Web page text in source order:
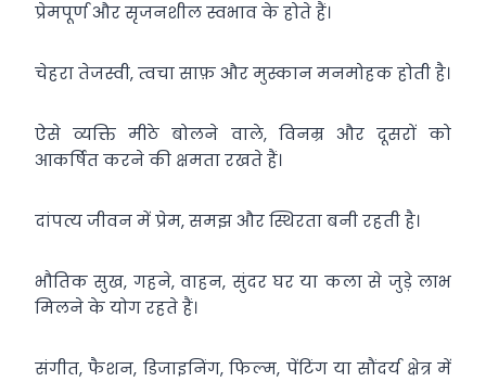
प्रेमपूर्ण और सृजनशील स्वभाव के होते हैं।
चेहरा तेजस्वी, त्वचा साफ़ और मुस्कान मनमोहक होती है।
ऐसे व्यक्ति मीठे बोलने वाले, विनम्र और दूसरों को
आकर्षित करने की क्षमता रखते हैं।
दांपत्य जीवन में प्रेम, समझ और स्थिरता बनी रहती है।
भौतिक सुख, गहने, वाहन, सुंदर घर या कला से जुड़े लाभ
मिलने के योग रहते हैं।
संगीत, फैशन, डिजाइनिंग, फिल्म, पेंटिंग या सौंदर्य क्षेत्र में